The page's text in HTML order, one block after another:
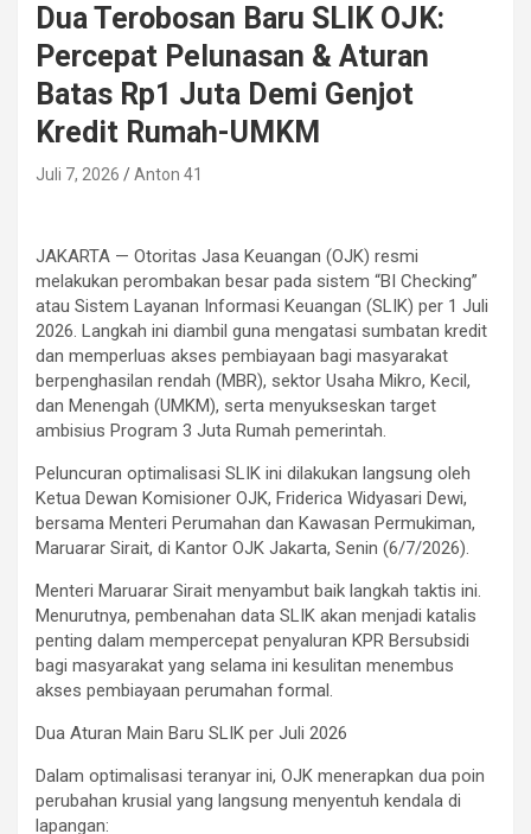
Dua Terobosan Baru SLIK OJK:
Percepat Pelunasan & Aturan
Batas Rp1 Juta Demi Genjot
Kredit Rumah-UMKM
Juli 7, 2026 Anton 41
JAKARTA — Otoritas Jasa Keuangan (OJK) resmi
melakukan perombakan besar pada sistem “BI Checking”
atau Sistem Layanan Informasi Keuangan (SLIK) per 1 Juli
2026. Langkah ini diambil guna mengatasi sumbatan kredit
dan memperluas akses pembiayaan bagi masyarakat
berpenghasilan rendah (MBR), sektor Usaha Mikro, Kecil,
dan Menengah (UMKM), serta menyukseskan target
ambisius Program 3 Juta Rumah pemerintah.
​Peluncuran optimalisasi SLIK ini dilakukan langsung oleh
Ketua Dewan Komisioner OJK, Friderica Widyasari Dewi,
bersama Menteri Perumahan dan Kawasan Permukiman,
Maruarar Sirait, di Kantor OJK Jakarta, Senin (6/7/2026).
​Menteri Maruarar Sirait menyambut baik langkah taktis ini.
Menurutnya, pembenahan data SLIK akan menjadi katalis
penting dalam mempercepat penyaluran KPR Bersubsidi
bagi masyarakat yang selama ini kesulitan menembus
akses pembiayaan perumahan formal.
​Dua Aturan Main Baru SLIK per Juli 2026
​Dalam optimalisasi teranyar ini, OJK menerapkan dua poin
perubahan krusial yang langsung menyentuh kendala di
lapangan: